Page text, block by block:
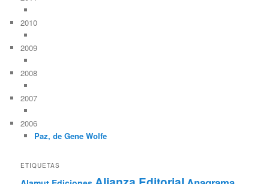
2010
2009
2008
2007
2006
Paz, de Gene Wolfe
ETIQUETAS